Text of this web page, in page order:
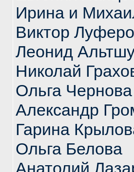
Ирина и
Виктор
Леонид
Николай
Ольга Чернова
Александр
Гарина
Ольга Белова
Анатолий